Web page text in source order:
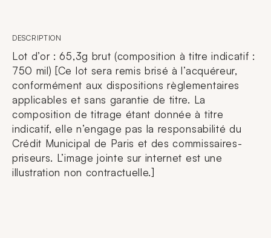
DESCRIPTION
Lot d’or : 65,3g brut (composition à titre indicatif :
750 mil) [Ce lot sera remis brisé à l’acquéreur,
conformément aux dispositions règlementaires
applicables et sans garantie de titre. La
composition de titrage étant donnée à titre
indicatif, elle n’engage pas la responsabilité du
Crédit Municipal de Paris et des commissaires-
priseurs. L’image jointe sur internet est une
illustration non contractuelle.]